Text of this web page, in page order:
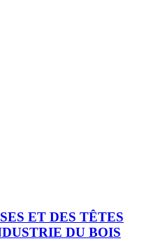
ET DES TÊTES
DU BOIS